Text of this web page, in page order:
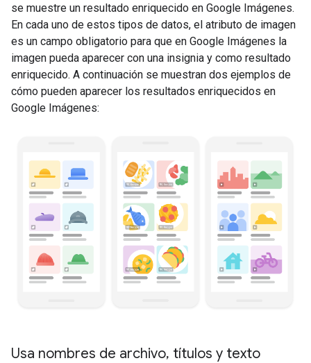
se muestre un resultado enriquecido en Google Imágenes.
En cada uno de estos tipos de datos, el atributo de imagen
es un campo obligatorio para que en Google Imágenes la
imagen pueda aparecer con una insignia y como resultado
enriquecido. A continuación se muestran dos ejemplos de
cómo pueden aparecer los resultados enriquecidos en
Google Imágenes:
Usa nombres de archivo, títulos y texto